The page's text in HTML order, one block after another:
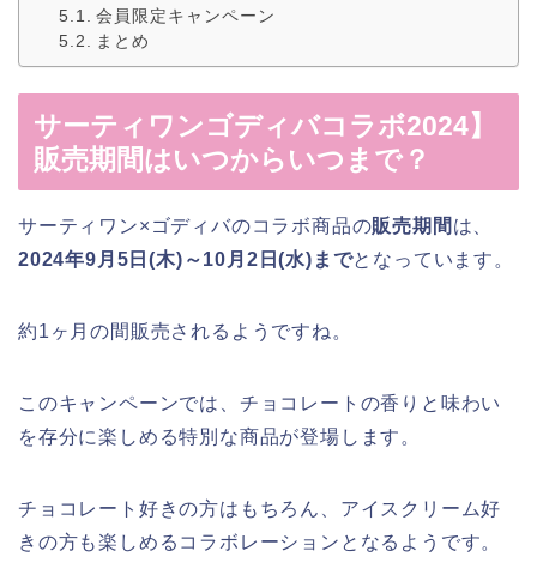
会員限定キャンペーン
まとめ
サーティワンゴディバコラボ2024】
販売期間はいつからいつまで？
サーティワン×ゴディバのコラボ商品の販売期間 は、
2024年9月5日(木)～10月2日(水)までとなっています。
約1ヶ月の間販売されるようですね。
このキャンペーンでは、チョコレートの香りと味わい
を存分に楽しめる特別な商品が登場します。
チョコレート好きの方はもちろん、アイスクリーム好
きの方も楽しめるコラボレーションとなるようです。